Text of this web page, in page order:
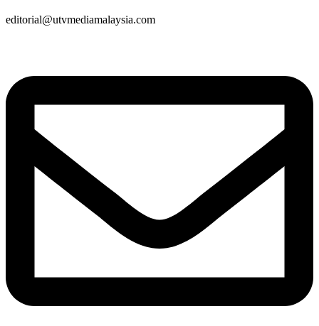
editorial@utvmediamalaysia.com